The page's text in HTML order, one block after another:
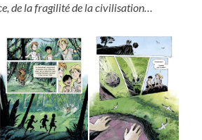
de la fragilité de la civilisation…